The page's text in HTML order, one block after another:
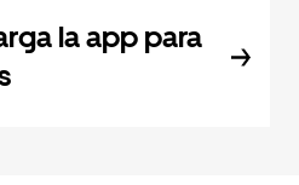
la app para